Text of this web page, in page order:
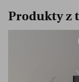
Produkty z